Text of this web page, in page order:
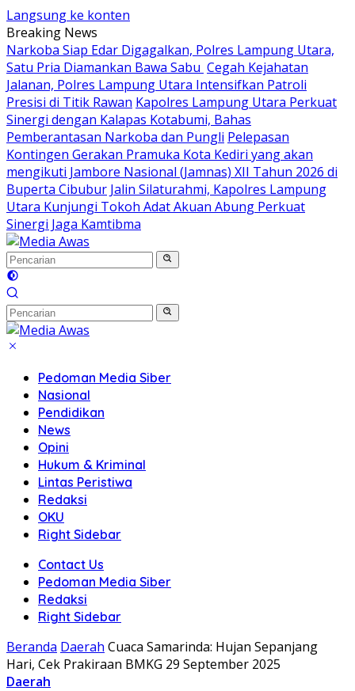
Langsung ke konten
Breaking News
Narkoba Siap Edar Digagalkan, Polres Lampung Utara,
Satu Pria Diamankan Bawa Sabu Cegah Kejahatan
Jalanan, Polres Lampung Utara Intensifkan Patroli
Presisi di Titik Rawan Kapolres Lampung Utara Perkuat
Sinergi dengan Kalapas Kotabumi, Bahas
Pemberantasan Narkoba dan Pungli Pelepasan
Kontingen Gerakan Pramuka Kota Kediri yang akan
mengikuti Jambore Nasional (Jamnas) XII Tahun 2026 di
Buperta Cibubur Jalin Silaturahmi, Kapolres Lampung
Utara Kunjungi Tokoh Adat Akuan Abung Perkuat
Sinergi Jaga Kamtibma
Pedoman Media Siber
Nasional
Pendidikan
News
Opini
Hukum & Kriminal
Lintas Peristiwa
Redaksi
OKU
Right Sidebar
Contact Us
Pedoman Media Siber
Redaksi
Right Sidebar
Beranda Daerah Cuaca Samarinda: Hujan Sepanjang
Hari, Cek Prakiraan BMKG 29 September 2025
Daerah